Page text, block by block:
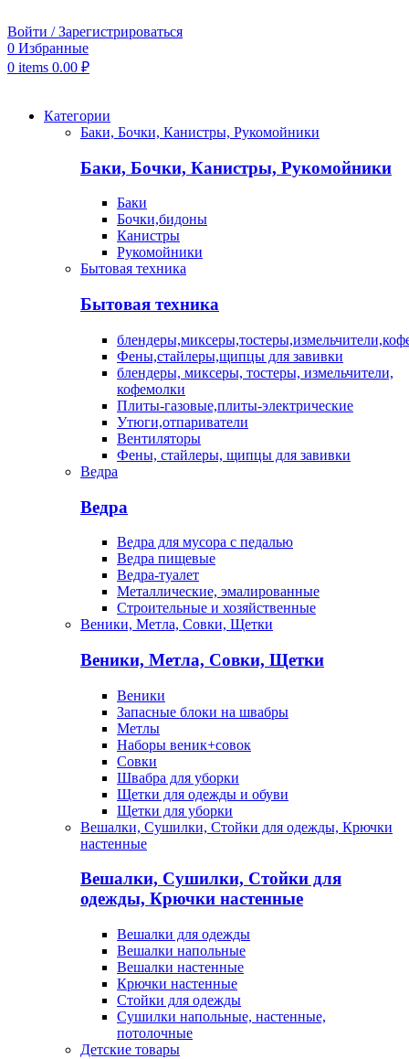
Войти / Зарегистрироваться
0 Избранные
0 items 0.00 ₽
Категории
Баки, Бочки, Канистры, Рукомойники
Баки, Бочки, Канистры, Рукомойники
Баки
Бочки,бидоны
Канистры
Рукомойники
Бытовая техника
Бытовая техника
Фены,стайлеры,щипцы для завивки
блендеры, миксеры, тостеры, измельчители,
кофемолки
Плиты-газовые,плиты-электрические
Утюги,отпариватели
Вентиляторы
Фены, стайлеры, щипцы для завивки
Ведра
Ведра
Ведра для мусора с педалью
Ведра пищевые
Ведра-туалет
Металлические, эмалированные
Строительные и хозяйственные
Веники, Метла, Совки, Щетки
Веники, Метла, Совки, Щетки
Веники
Запасные блоки на швабры
Метлы
Наборы веник+совок
Совки
Швабра для уборки
Щетки для одежды и обуви
Щетки для уборки
Вешалки, Сушилки, Стойки для одежды, Крючки
настенные
Вешалки, Сушилки, Стойки для
одежды, Крючки настенные
Вешалки для одежды
Вешалки напольные
Вешалки настенные
Крючки настенные
Стойки для одежды
Сушилки напольные, настенные,
потолочные
Детские товары